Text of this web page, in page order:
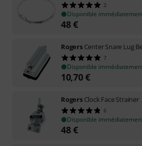
2
Disponible
48€
Rogers Center Snare Lug
7
Disponible
10,70€
Rogers Clock Face Strainer
6
Disponible
48€